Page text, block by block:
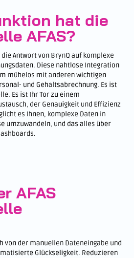
hat die
AFAS?
die Antwort von BrynQ auf komplexe
Diese nahtlose Integration
mühelos mit anderen wichtigen
und Gehaltsabrechnung. Es ist
Es ist Ihr Tor zu einem
der Genauigkeit und Effizienz
es Ihnen, komplexe Daten in
umzuwandeln, und das alles über
AFAS
von der manuellen Dateneingabe und
Glückseligkeit. Reduzieren